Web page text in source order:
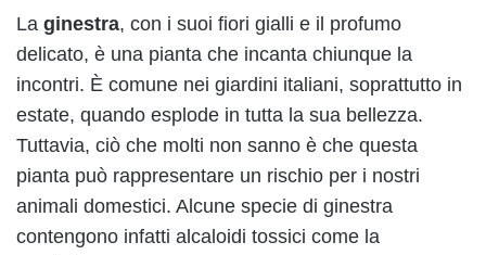
La ginestra, con i suoi fiori gialli e il profumo
delicato, è una pianta che incanta chiunque la
incontri. È comune nei giardini italiani, soprattutto in
estate, quando esplode in tutta la sua bellezza.
Tuttavia, ciò che molti non sanno è che questa
pianta può rappresentare un rischio per i nostri
animali domestici. Alcune specie di ginestra
contengono infatti alcaloidi tossici come la